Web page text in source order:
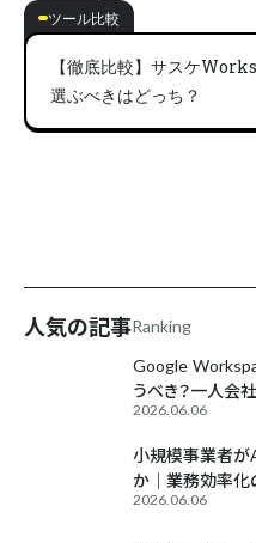
ツール比較
【徹底比較】サスケ
選ぶべきはどっち？
人気の記事Ranking
Google
うべき？一人会
2026.06.06
小規模事業者が
か｜業務効率化
2026.06.06